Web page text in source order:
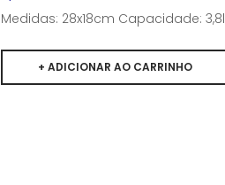
Medidas: 28x18cm Capacidade: 3,8l